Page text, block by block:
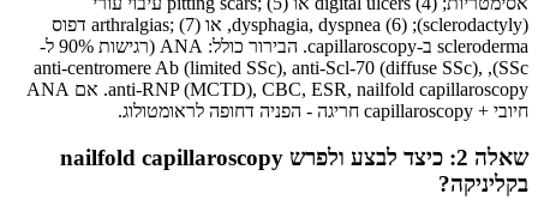
(sclerodactyly); (6) dysphagia, dyspnea, או arthralgias; (7) דפוס
scleroderma ב-capillaroscopy. הבירור כולל: ANA (רגישות 90% ל-
SSc), anti-centromere Ab (limited SSc), anti-Scl-70 (diffuse SSc),
anti-RNP (MCTD), CBC, ESR, nailfold capillaroscopy. אם ANA
חיובי + capillaroscopy חריגה - הפניה דחופה לראומטולוג.
שאלה 2: כיצד לבצע ולפרש nailfold capillaroscopy
בקליניקה?